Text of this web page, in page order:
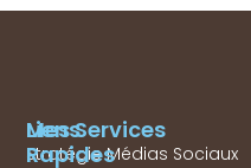
Mes Services
Stratégie Médias Sociaux
Liens
Rapides